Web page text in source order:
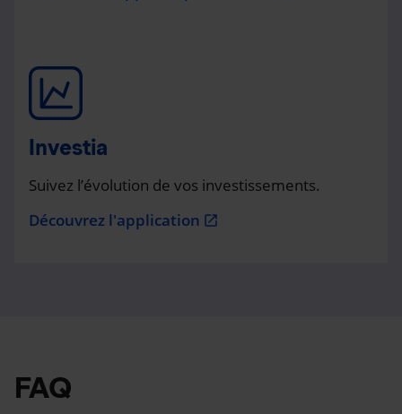
Investia
Suivez l’évolution de vos investissements.
Découvrez l'application open_in_new
FAQ